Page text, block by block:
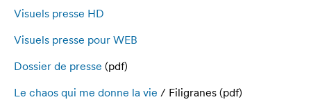
Visuels presse HD
Visuels presse pour WEB
Dossier de presse (pdf)
Le chaos qui me donne la vie / Filigranes (pdf)